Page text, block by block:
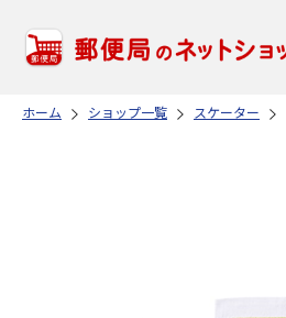
ホーム ショップ一覧 スケーター